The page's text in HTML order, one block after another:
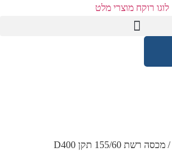
/ מכסה רשת 155/60 תקן D400